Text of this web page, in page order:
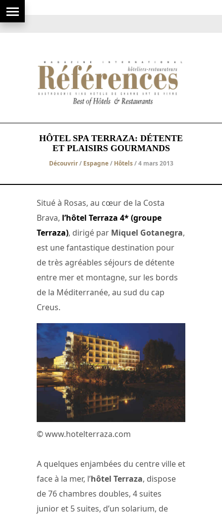
HÔTEL SPA TERRAZA: DÉTENTE
ET PLAISIRS GOURMANDS
Découvrir/ Espagne/ Hôtels/ 4 mars 2013
Situé à Rosas, au cœur de la Costa
Brava, l’hôtel Terraza 4* (groupe
Terraza), dirigé par Miquel Gotanegra,
est une fantastique destination pour
de très agréables séjours de détente
entre mer et montagne, sur les bords
de la Méditerranée, au sud du cap
Creus.
© www.hotelterraza.com
A quelques enjambées du centre ville et
face à la mer, l’hôtel Terraza, dispose
de 76 chambres doubles, 4 suites
junior et 5 suites, d’un solarium, de